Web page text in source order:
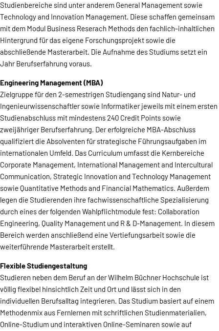
Studienbereiche sind unter anderem General Management sowie
Technology and Innovation Management. Diese schaffen gemeinsam
mit dem Modul Business Reserach Methods den fachlich-inhaltlichen
Hintergrund für das eigene Forschungsprojekt sowie die
abschließende Masterarbeit. Die Aufnahme des Studiums setzt ein
Jahr Berufserfahrung voraus.
Engineering Management (MBA)
Zielgruppe für den 2-semestrigen Studiengang sind Natur- und
Ingenieurwissenschaftler sowie Informatiker jeweils mit einem ersten
Studienabschluss mit mindestens 240 Credit Points sowie
zweijähriger Berufserfahrung. Der erfolgreiche MBA-Abschluss
qualifiziert die Absolventen für strategische Führungsaufgaben im
internationalen Umfeld. Das Curriculum umfasst die Kernbereiche
Corporate Management, International Management and Intercultural
Communication, Strategic Innovation and Technology Management
sowie Quantitative Methods and Financial Mathematics. Außerdem
legen die Studierenden ihre fachwissenschaftliche Spezialisierung
durch eines der folgenden Wahlpflichtmodule fest: Collaboration
Engineering, Quality Management und R & D-Management. In diesem
Bereich werden anschließend eine Vertiefungsarbeit sowie die
weiterführende Masterarbeit erstellt.
Flexible Studiengestaltung
Studieren neben dem Beruf an der Wilhelm Büchner Hochschule ist
völlig flexibel hinsichtlich Zeit und Ort und lässt sich in den
individuellen Berufsalltag integrieren. Das Studium basiert auf einem
Methodenmix aus Fernlernen mit schriftlichen Studienmaterialien,
Online-Studium und interaktiven Online-Seminaren sowie auf